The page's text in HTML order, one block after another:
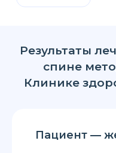
Результаты
спине
Клинике
Пациент —